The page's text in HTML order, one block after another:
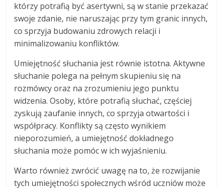
którzy potrafią być asertywni, są w stanie przekazać
swoje zdanie, nie naruszając przy tym granic innych,
co sprzyja budowaniu zdrowych relacji i
minimalizowaniu konfliktów.
Umiejętność słuchania jest równie istotna. Aktywne
słuchanie polega na pełnym skupieniu się na
rozmówcy oraz na zrozumieniu jego punktu
widzenia. Osoby, które potrafią słuchać, częściej
zyskują zaufanie innych, co sprzyja otwartości i
współpracy. Konflikty są często wynikiem
nieporozumień, a umiejętność dokładnego
słuchania może pomóc w ich wyjaśnieniu.
Warto również zwrócić uwagę na to, że rozwijanie
tych umiejętności społecznych wśród uczniów może